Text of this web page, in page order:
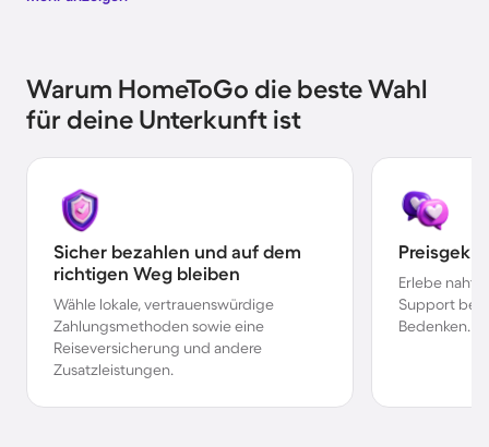
Warum HomeToGo die beste Wahl
für deine Unterkunft ist
Sicher bezahlen und auf dem
richtigen Weg bleiben
Wähle lokale, vertrauenswürdige
Zahlungsmethoden sowie eine
Reiseversicherung und andere
Zusatzleistungen.
Erlebe
Support bei
Bedenken.